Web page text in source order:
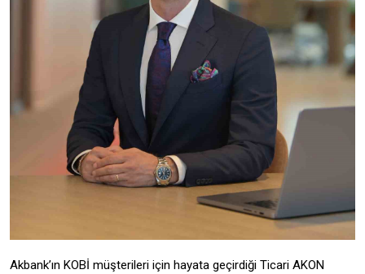
Akbank’ın KOBİ müşterileri için hayata geçirdiği Ticari AKON